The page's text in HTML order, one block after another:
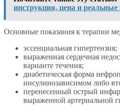
инструкция, цена и
Основные показания к терапии
эссенциальная гипертензия;
выраженная сердечная
варианте течения;
диабетическая форма
инсулинозависимом либо
перенесенный острый
выраженной артериальной